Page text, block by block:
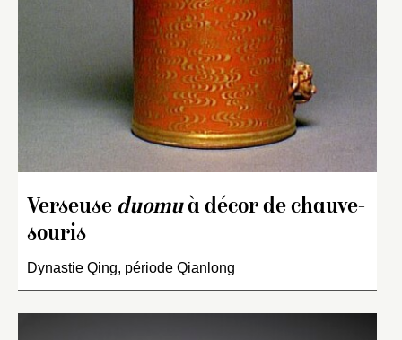
Verseuse duomuà décor de chauve-
souris
Dynastie Qing, période Qianlong